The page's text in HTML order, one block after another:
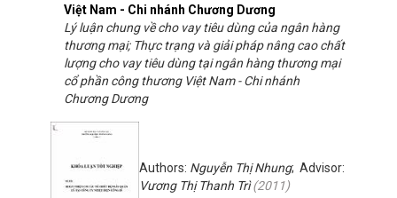
Việt Nam - Chi nhánh Chương Dương
Lý luận chung về cho vay tiêu dùng của ngân hàng
thương mại; Thực trạng và giải pháp nâng cao chất
lượng cho vay tiêu dùng tại ngân hàng thương mại
cổ phần công thương Việt Nam - Chi nhánh
Chương Dương
Authors: Nguyễn Thị Nhung; Advisor:
Vương Thị Thanh Trì(2011)